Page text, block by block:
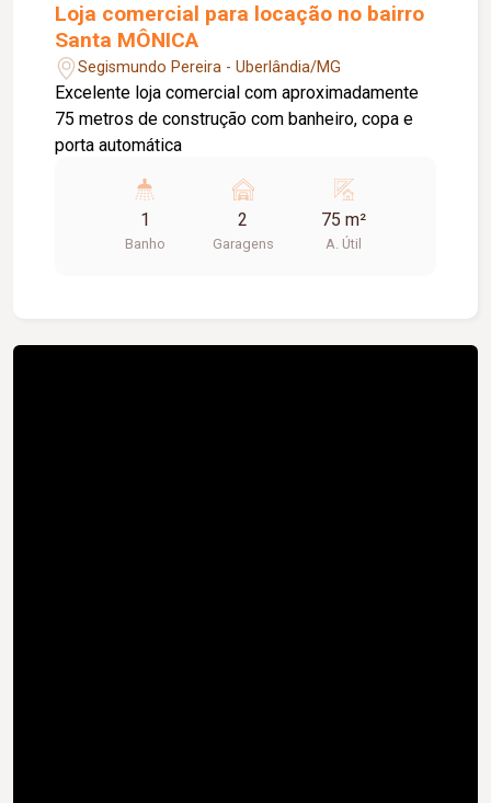
Loja comercial para locação no bairro
Santa MÔNICA
Segismundo Pereira - Uberlândia/MG
Excelente loja comercial com aproximadamente
75 metros de construção com banheiro, copa e
porta automática
1
Banho
2
Garagens
75 m²
A. Útil